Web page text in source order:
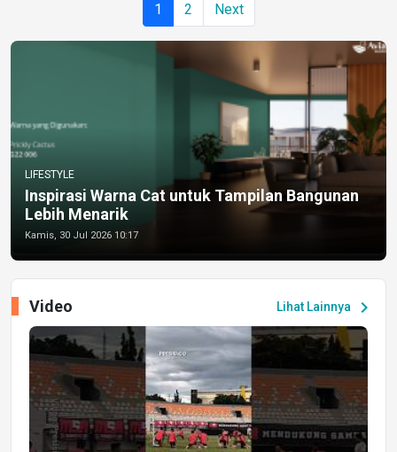
1 2 Next
LIFESTYLE
Inspirasi Warna Cat untuk Tampilan Bangunan
Lebih Menarik
Kamis, 30 Jul 2026 10:17
Lihat Lainnya chevron_right
Video